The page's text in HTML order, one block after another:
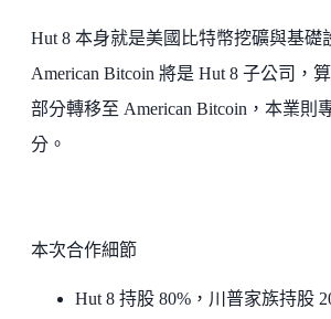
Hut 8 本身就是美國比特幣挖礦與基礎
American Bitcoin 將是 Hut 8 子公司，
部分轉移至 American Bitcoin，本業則
分。
本次合作細節
Hut 8 持股 80%，川普家族持股